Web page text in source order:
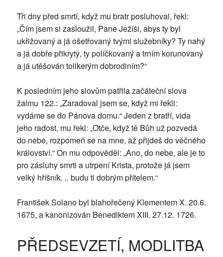
Tři dny před smrtí, když mu bratr posluhoval, řekl:
„Čím jsem si zasloužil, Pane Ježíši, abys ty byl
ukřižovaný a já ošetřovaný tvými služebníky? Ty nahý
a já dobře přikrytý, ty políčkovaný a trním korunovaný
a já utěšován tolikerým dobrodiním?“
K posledním jeho slovům patřila začáteční slova
žalmu 122.: „Zaradoval jsem se, když mi řekli:
vydáme se do Pánova domu.“ Jeden z bratří, vida
jeho radost, mu řekl: „Otče, když tě Bůh už pozvedá
do nebe, rozpomeň se na mne, až přijdeš do věčného
království.“ On mu odpověděl: „Ano, do nebe, ale je to
pro zásluhy smrti a utrpení Krista, protože já jsem
velký hříšník. .. budu ti dobrým přítelem.“
František Solano byl blahořečený Klementem X. 20.6.
1675, a kanonizován Benediktem XIII. 27.12. 1726.
PŘEDSEVZETÍ, MODLITBA